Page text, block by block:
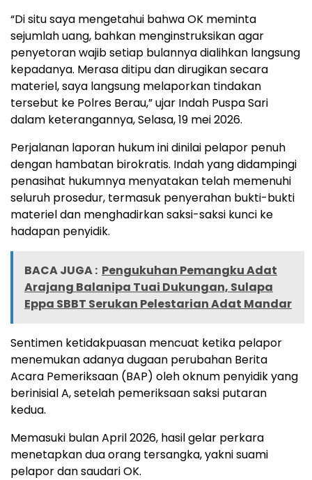
“Di situ saya mengetahui bahwa OK meminta
sejumlah uang, bahkan menginstruksikan agar
penyetoran wajib setiap bulannya dialihkan langsung
kepadanya. Merasa ditipu dan dirugikan secara
materiel, saya langsung melaporkan tindakan
tersebut ke Polres Berau,” ujar Indah Puspa Sari
dalam keterangannya, Selasa, 19 mei 2026.
Perjalanan laporan hukum ini dinilai pelapor penuh
dengan hambatan birokratis. Indah yang didampingi
penasihat hukumnya menyatakan telah memenuhi
seluruh prosedur, termasuk penyerahan bukti-bukti
materiel dan menghadirkan saksi-saksi kunci ke
hadapan penyidik.
BACA JUGA : Pengukuhan Pemangku Adat
Arajang Balanipa Tuai Dukungan, Sulapa
Eppa SBBT Serukan Pelestarian Adat Mandar
Sentimen ketidakpuasan mencuat ketika pelapor
menemukan adanya dugaan perubahan Berita
Acara Pemeriksaan (BAP) oleh oknum penyidik yang
berinisial A, setelah pemeriksaan saksi putaran
kedua.
Memasuki bulan April 2026, hasil gelar perkara
menetapkan dua orang tersangka, yakni suami
pelapor dan saudari OK.